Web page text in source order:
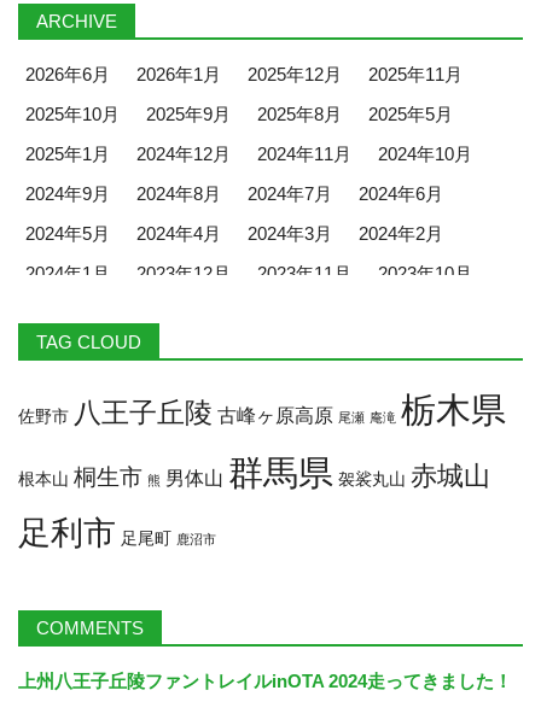
ARCHIVE
2026年6月 2026年1月 2025年12月
2025年11月
2025年10月
2025年9月 2025年8月
2025年5月
2025年1月
2024年12月 2024年11月
2024年10月
2024年9月
2024年8月 2024年7月
2024年6月
2024年5月
2024年4月 2024年3月
2024年2月
2024年1月
2023年12月 2023年11月
2023年10月
2023年5月
2023年4月
2022年10月
2022年9月
2022年8月
TAG CLOUD
佐野市 八王子丘陵 古峰ヶ原高原 尾瀬 庵滝 栃木県
根本山 桐生市 熊 男体山 群馬県 袈裟丸山 赤城山
足利市 足尾町 鹿沼市
COMMENTS
上州八王子丘陵ファントレイルinOTA 2024走ってきました！